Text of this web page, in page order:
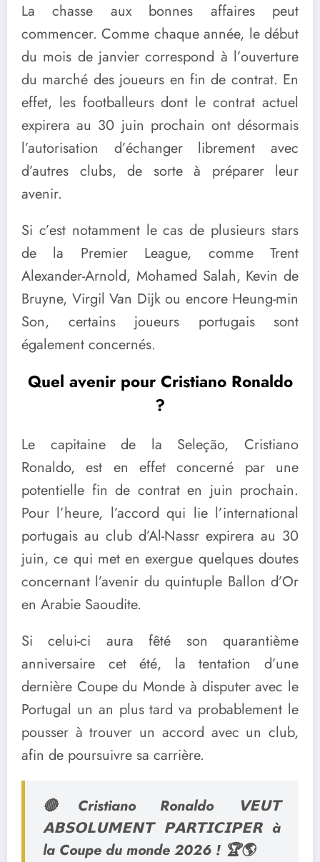
La chasse aux bonnes affaires peut
commencer. Comme chaque année, le début
du mois de janvier correspond à l’ouverture
du marché des joueurs en fin de contrat. En
effet, les footballeurs dont le contrat actuel
expirera au 30 juin prochain ont désormais
l’autorisation d’échanger librement avec
d’autres clubs, de sorte à préparer leur
avenir.
Si c’est notamment le cas de plusieurs stars
de la Premier League, comme Trent
Alexander-Arnold, Mohamed Salah, Kevin de
Bruyne, Virgil Van Dijk ou encore Heung-min
Son, certains joueurs portugais sont
également concernés.
Quel avenir pour Cristiano Ronaldo
?
Le capitaine de la Seleção, Cristiano
Ronaldo, est en effet concerné par une
potentielle fin de contrat en juin prochain.
Pour l’heure, l’accord qui lie l’international
portugais au club d’Al-Nassr expirera au 30
juin, ce qui met en exergue quelques doutes
concernant l’avenir du quintuple Ballon d’Or
en Arabie Saoudite.
Si celui-ci aura fêté son quarantième
anniversaire cet été, la tentation d’une
dernière Coupe du Monde à disputer avec le
Portugal un an plus tard va probablement le
pousser à trouver un accord avec un club,
afin de poursuivre sa carrière.
🔴Cristiano Ronaldo 𝗩𝗘𝗨𝗧
𝗔𝗕𝗦𝗢𝗟𝗨𝗠𝗘𝗡𝗧 𝗣𝗔𝗥𝗧𝗜𝗖𝗜𝗣𝗘𝗥 à
la Coupe du monde 2026 ! 🏆🌎